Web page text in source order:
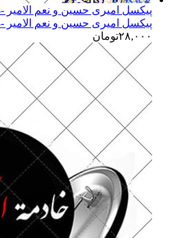
پیکسل امیری حسین و نعم الامیر -4
پیکسل امیری حسین و نعم الامیر -4
۲۸,۰۰۰تومان